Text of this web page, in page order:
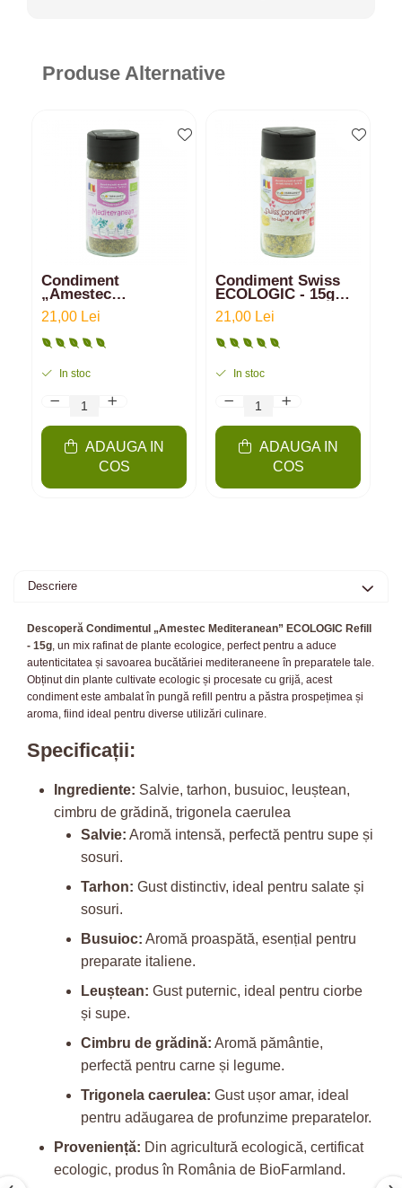
Produse Alternative
Condiment
„Amestec
Mediteranean”
ECOLOGIC - 15g
(Recipient Sticlă)
21,00 Lei
In stoc
ADAUGA IN
COS
Condiment Swiss
ECOLOGIC - 15g
(Recipient Sticlă)
21,00 Lei
In stoc
ADAUGA IN
COS
Descriere
Descoperă Condimentul „Amestec Mediteranean” ECOLOGIC Refill
- 15g , un mix rafinat de plante ecologice, perfect pentru a aduce
autenticitatea și savoarea bucătăriei mediteraneene în preparatele tale.
Obținut din plante cultivate ecologic și procesate cu grijă, acest
condiment este ambalat în pungă refill pentru a păstra prospețimea și
aroma, fiind ideal pentru diverse utilizări culinare.
Specificații:
Ingrediente: Salvie, tarhon, busuioc, leuștean,
cimbru de grădină, trigonela caerulea
Salvie: Aromă intensă, perfectă pentru supe și
sosuri.
Tarhon: Gust distinctiv, ideal pentru salate și
sosuri.
Busuioc: Aromă proaspătă, esențial pentru
preparate italiene.
Leuștean: Gust puternic, ideal pentru ciorbe
și supe.
Cimbru de grădină: Aromă pământie,
perfectă pentru carne și legume.
Trigonela caerulea: Gust ușor amar, ideal
pentru adăugarea de profunzime preparatelor.
Proveniență: Din agricultură ecologică, certificat
ecologic, produs în România de BioFarmland.